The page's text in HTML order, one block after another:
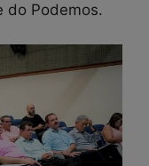
do Podemos.